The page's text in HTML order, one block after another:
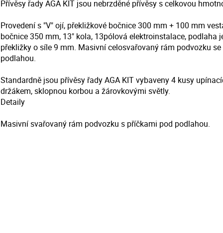
Přívěsy řady AGA KIT jsou nebrzděné přívěsy s celkovou
Provedení s "V" ojí, překližkové bočnice 300 mm + 100 mm
bočnice 350 mm, 13" kola, 13pólová elektroinstalace, podlaha
překližky o síle 9 mm. Masivní celosvařovaný rám podvozku
podlahou.
Standardně jsou přívěsy řady AGA KIT vybaveny 4 kusy
držákem, sklopnou korbou a žárovkovými světly.
Detaily
Masivní svařovaný rám podvozku s příčkami pod podlahou.